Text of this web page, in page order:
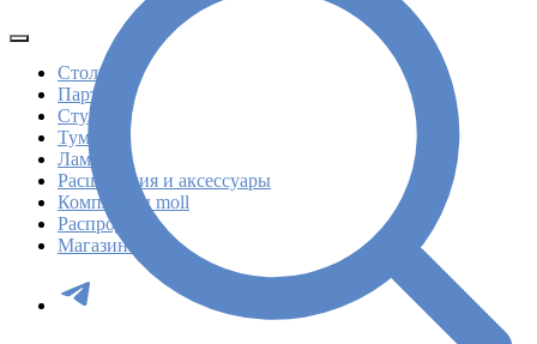
Столы
Парты
Стулья
Тумбы
Лампы
Расширения и аксессуары
Комплекты moll
Распродажа
Магазины